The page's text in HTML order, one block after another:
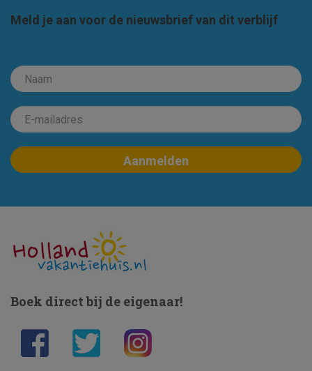
Meld je aan voor de nieuwsbrief van dit verblijf
Boek direct bij de eigenaar!